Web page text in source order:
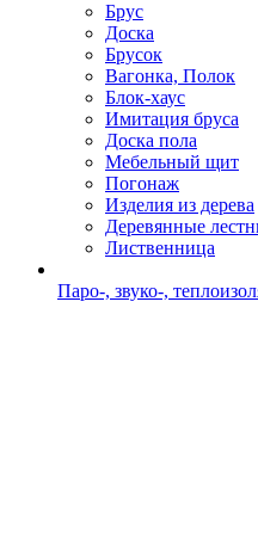
Брус
Доска
Брусок
Вагонка, Полок
Блок-хаус
Имитация бруса
Доска пола
Мебельный щит
Погонаж
Изделия из дерева
Деревянные
Лиственница
Паро-, звуко-,